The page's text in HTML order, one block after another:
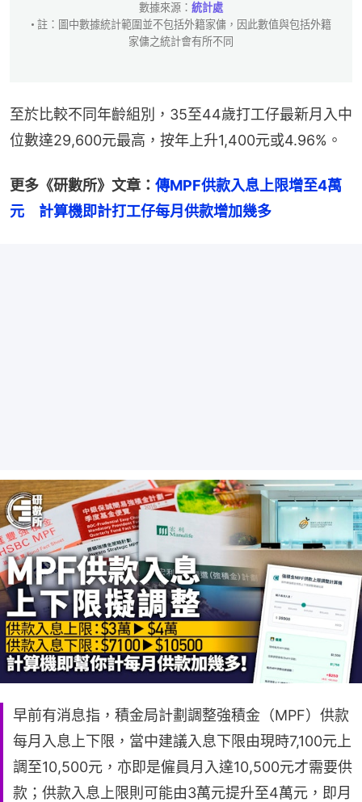
至於比較不同年齡組別，35至44歲打工仔最新月入中
位數達29,600元最高，按年上升1,400元或4.96%。
更多《研數所》文章： 傳MPF供款入息上限增至4萬
元　計算機即計打工仔每月供款增加幾多
早前有消息指，積金局計劃調整強積金（MPF）供款
每月入息上下限，當中建議入息下限由現時7,100元上
調至10,500元，亦即是僱員月入達10,500元才需要供
款；供款入息上限則可能由3萬元提升至4萬元，即月